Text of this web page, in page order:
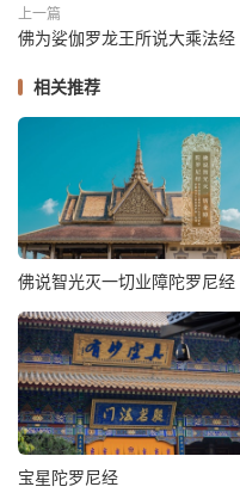
上一篇
佛为娑伽罗龙王所说大乘法经
相关推荐
佛说智光灭一切业障陀罗尼经
宝星陀罗尼经